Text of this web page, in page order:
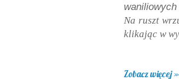
Na ruszt
klikając w
Zobacz więcej »